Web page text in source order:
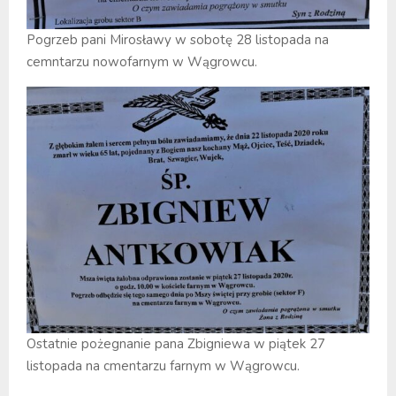
Pogrzeb pani Mirosławy w sobotę 28 listopada na
cemntarzu nowofarnym w Wągrowcu.
Ostatnie pożegnanie pana Zbigniewa w piątek 27
listopada na cmentarzu farnym w Wągrowcu.